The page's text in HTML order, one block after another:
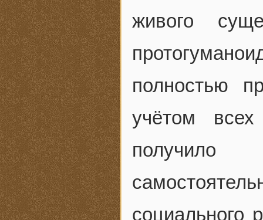
живого
полностью
учётом
получило
социального